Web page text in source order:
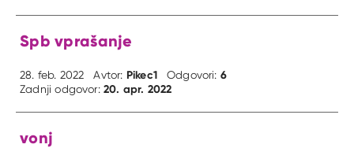
Spb vprašanje
28. feb. 2022 Avtor: Pikec1 Odgovori: 6
Zadnji odgovor:20. apr. 2022
vonj